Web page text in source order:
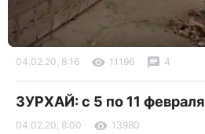
04.02.20, 8:16 11196 4
ЗУРХАЙ: с 5 по 11 февраля
04.02.20, 8:00 13980